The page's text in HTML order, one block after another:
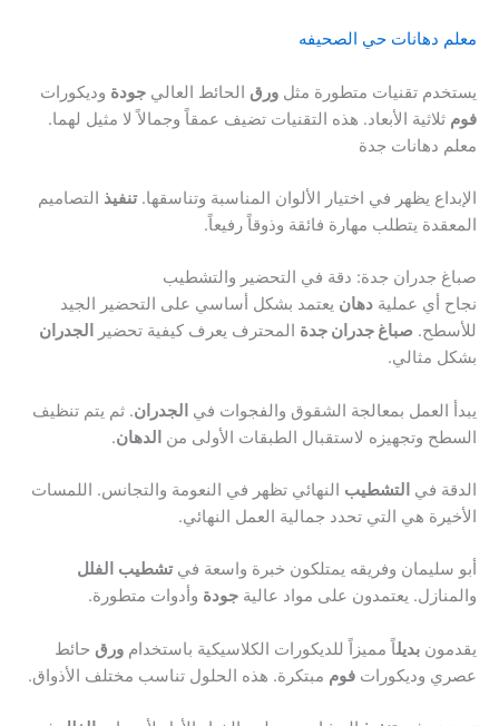
معلم دهانات حي الصحيفه
يستخدم تقنيات متطورة مثل ورق الحائط العالي جودة وديكورات
فوم ثلاثية الأبعاد. هذه التقنيات تضيف عمقاً وجمالاً لا مثيل لهما.
معلم دهانات جدة
الإبداع يظهر في اختيار الألوان المناسبة وتناسقها.تنفيذ التصاميم
المعقدة يتطلب مهارة فائقة وذوقاً رفيعاً.
صباغ جدران جدة: دقة في التحضير والتشطيب
نجاح أي عملية دهان يعتمد بشكل أساسي على التحضير الجيد
للأسطح. صباغ جدران جدة المحترف يعرف كيفية تحضير
الجدران
بشكل مثالي.
يبدأ العمل بمعالجة الشقوق والفجوات في الجدران. ثم يتم تنظيف
السطح وتجهيزه لاستقبال الطبقات الأولى من الدهان.
الدقة في التشطيب النهائي تظهر في النعومة والتجانس. اللمسات
الأخيرة هي التي تحدد جمالية العمل النهائي.
أبو سليمان وفريقه يمتلكون خبرة واسعة فيتشطيب الفلل
والمنازل. يعتمدون على مواد عالية جودة وأدوات متطورة.
يقدمون بديلاً مميزاً للديكورات الكلاسيكية باستخدام ورق حائط
عصري وديكورات فوم مبتكرة. هذه الحلول تناسب مختلف الأذواق.